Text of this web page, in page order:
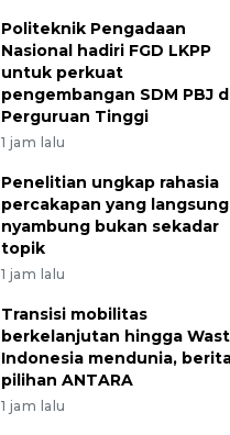
Politeknik Pengadaan
Nasional hadiri FGD LKPP
untuk perkuat
pengembangan SDM PBJ
Perguruan Tinggi
1 jam lalu
Penelitian ungkap rahasia
percakapan yang langsung
nyambung bukan sekadar
topik
1 jam lalu
Transisi mobilitas
berkelanjutan hingga
Indonesia mendunia,
pilihan ANTARA
1 jam lalu